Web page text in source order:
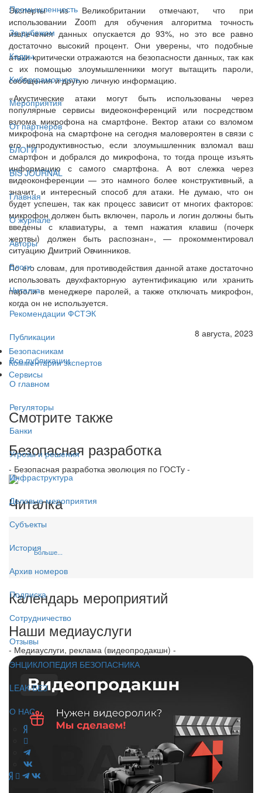
Промышленность
За рубежом
Кадры
Киберграмотность
Мероприятия
От партнёров
БЛОГИ
BIS JOURNAL
Главная
О журнале
Авторы
Блоги
Читалка
Рекомендации ФСТЭК
Публикации
Все публикации
О главном
Регуляторы
Банки
Угрозы и решения
Инфраструктура
Деловые мероприятия
Субъекты
История
Архив номеров
Подписка
Сотрудничество
Отзывы
ЭНЦИКЛОПЕДИЯ БЕЗОПАСНИКА
LEAK-БЕЗ
О НАС
Эксперты из Великобритании отмечают, что при
использовании Zoom для обучения алгоритма точность
извлечения данных опускается до 93%, но это все равно
достаточно высокий процент. Они уверены, что подобные
атаки критически отражаются на безопасности данных, так как
с их помощью злоумышленники могут вытащить пароли,
сообщения и другую личную информацию.
«Акустические атаки могут быть использованы через
популярные сервисы видеоконференций или посредством
взлома микрофона на смартфоне. Вектор атаки со взломом
микрофона на смартфоне на сегодня маловероятен в связи с
его непродуктивностью, если злоумышленник взломал ваш
смартфон и добрался до микрофона, то тогда проще изъять
информацию с самого смартфона. А вот слежка через
видеоконференции — это намного более конструктивный, а
значит, и интересный способ для атаки. Не думаю, что он
будет успешен, так как процесс зависит от многих факторов:
микрофон должен быть включен, пароль и логин должны быть
введены с клавиатуры, а темп нажатия клавиш (почерк
жертвы) должен быть распознан», — прокомментировал
ситуацию Дмитрий Овчинников.
По его словам, для противодействия данной атаке достаточно
использовать двухфакторную аутентификацию или хранить
пароли в менеджере паролей, а также отключать микрофон,
когда он не используется.
8 августа, 2023
Безопасникам
Комментарии экспертов
Сервисы
Смотрите также
Безопасная разработка
- Безопасная разработка эволюция по ГОСТу -
Читалка
Больше...
Календарь мероприятий
Наши медиауслуги
- Медиауслуги, реклама (видеопродакшн) -